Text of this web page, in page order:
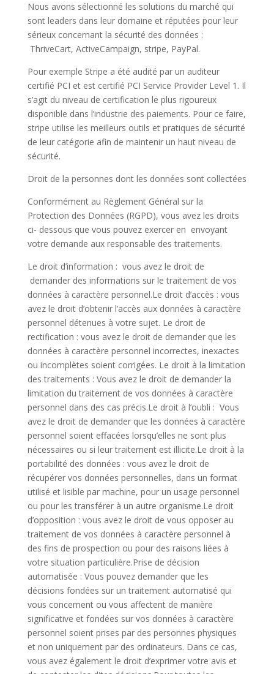
Nous avons sélectionné les solutions du marché qui
sont leaders dans leur domaine et réputées pour leur
sérieux concernant la sécurité des données :
ThriveCart, ActiveCampaign, stripe, PayPal.
Pour exemple Stripe a été audité par un auditeur
certifié PCI et est certifié PCI Service Provider Level 1. Il
s’agit du niveau de certification le plus rigoureux
disponible dans l’industrie des paiements. Pour ce faire,
stripe utilise les meilleurs outils et pratiques de sécurité
de leur catégorie afin de maintenir un haut niveau de
sécurité.
Droit de la personnes dont les données sont collectées
Conformément au Règlement Général sur la
Protection des Données (RGPD), vous avez les droits
ci- dessous que vous pouvez exercer en envoyant
votre demande aux responsable des traitements.
Le droit d’information : vous avez le droit de
demander des informations sur le traitement de vos
données à caractère personnel.Le droit d’accès : vous
avez le droit d’obtenir l’accès aux données à caractère
personnel détenues à votre sujet. Le droit de
rectification : vous avez le droit de demander que les
données à caractère personnel incorrectes, inexactes
ou incomplètes soient corrigées. Le droit à la limitation
des traitements : Vous avez le droit de demander la
limitation du traitement de vos données à caractère
personnel dans des cas précis.Le droit à l’oubli : Vous
avez le droit de demander que les données à caractère
personnel soient effacées lorsqu’elles ne sont plus
nécessaires ou si leur traitement est illicite.Le droit à la
portabilité des données : vous avez le droit de
récupérer vos données personnelles, dans un format
utilisé et lisible par machine, pour un usage personnel
ou pour les transférer à un autre organisme.Le droit
d’opposition : vous avez le droit de vous opposer au
traitement de vos données à caractère personnel à
des fins de prospection ou pour des raisons liées à
votre situation particulière.Prise de décision
automatisée : Vous pouvez demander que les
décisions fondées sur un traitement automatisé qui
vous concernent ou vous affectent de manière
significative et fondées sur vos données à caractère
personnel soient prises par des personnes physiques
et non uniquement par des ordinateurs. Dans ce cas,
vous avez également le droit d’exprimer votre avis et